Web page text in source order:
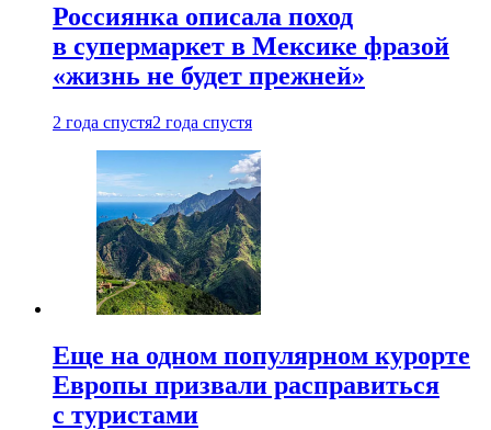
Россиянка описала поход
в супермаркет в Мексике фразой
«жизнь не будет прежней»
2 года спустя2 года спустя
Еще на одном популярном курорте
Европы призвали расправиться
с туристами